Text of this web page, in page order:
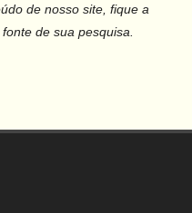
de nosso site, fique a
de sua pesquisa.